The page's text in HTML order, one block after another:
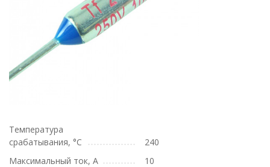
Температура
срабатывания, °C
240
Максимальный ток, А
10